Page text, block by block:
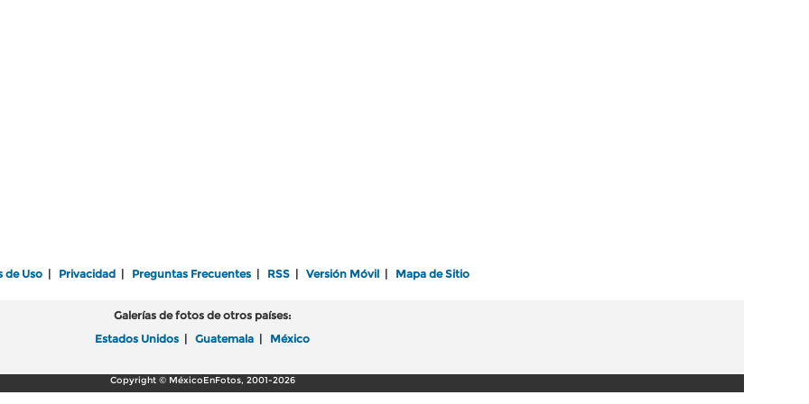
de Uso Privacidad Preguntas Frecuentes RSS Versión Móvil Mapa de Sitio
Galerías de fotos de otros países:
Estados Unidos
Guatemala México
Copyright © MéxicoEnFotos, 2001-2026